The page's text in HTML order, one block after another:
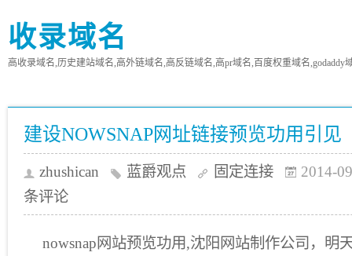
收录域名
高收录域名,历史建站域名,高外链域名,高反链域名,高pr域名,百度权重域名,godaddy
建设NOWSNAP网址链接预览功用引见
zhushican 蓝爵观点 固定连接
2014-
条评论
nowsnap网站预览功用,沈阳网站制作公司，明